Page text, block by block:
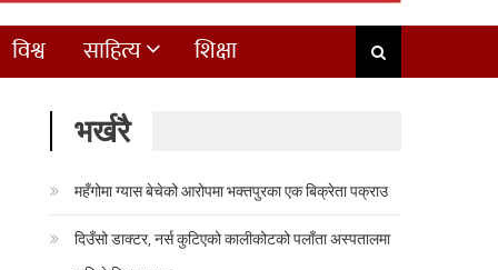
विश्व साहित्य शिक्षा
भर्खरै
महँगोमा ग्यास बेचेको आरोपमा भक्तपुरका एक बिक्रेता पक्राउ
दिउँसो डाक्टर, नर्स कुटिएको कालीकोटको पलाँता अस्पतालमा